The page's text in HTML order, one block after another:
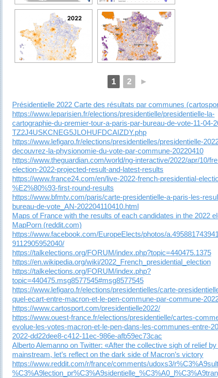
1 2 ►
Présidentielle 2022 Carte des résultats par communes
https://www.leparisien.fr/elections/presidentielle/presidentielle-la-
cartographie-du-premier-tour-a-paris-par-bureau-de-vote-11-04-
TZ2J4USKCNEG5JLOHUFDCAIZDY.php
https://www.lefigaro.fr/elections/presidentielles/presidentielle-
decouvrez-la-physionomie-du-vote-par-commune-20220410
https://www.theguardian.com/world/ng-interactive/2022/apr/10/
election-2022-projected-result-and-latest-results
https://www.france24.com/en/live-2022-french-presidential-
%E2%80%93-first-round-results
https://www.bfmtv.com/paris/carte-presidentielle-a-paris-les-
bureau-de-vote_AN-202204110410.html
Maps of France with the results of each candidates in the 2022
MapPorn (reddit.com)
https://www.facebook.com/EuropeElects/photos/
9112905952040/
https://talkelections.org/FORUM/index.php?topic=440475.1375
https://en.wikipedia.org/wiki/2022_French_presidential_election
https://talkelections.org/FORUM/index.php?
topic=440475.msg8577545#msg8577545
https://www.lefigaro.fr/elections/presidentielles/carte-
quel-ecart-entre-macron-et-le-pen-commune-par-commune-
https://www.cartosport.com/presidentielle2022/
https://www.ouest-france.fr/elections/presidentielle/cartes-
evolue-les-votes-macron-et-le-pen-dans-les-communes-entre-
2022-dd22dee8-c412-11ec-986e-afb59ec73cac
Alberto Alemanno on Twitter: «After the collective sigh of relief by
mainstream, let’s reflect on the dark side of Macron’s victory
https://www.reddit.com/r/france/comments/udoxs3/